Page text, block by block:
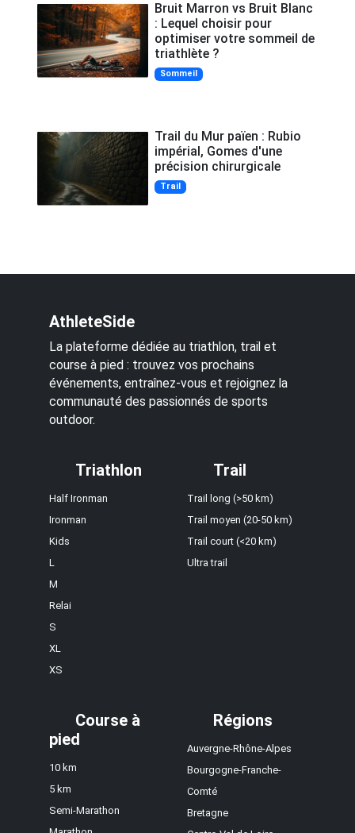
Bruit Marron vs Bruit Blanc
: Lequel choisir pour
optimiser votre sommeil de
triathlète ?
Sommeil
Trail du Mur païen : Rubio
impérial, Gomes d'une
précision chirurgicale
Trail
AthleteSide
La plateforme dédiée au triathlon, trail et
course à pied : trouvez vos prochains
événements, entraînez-vous et rejoignez la
communauté des passionnés de sports
outdoor.
Triathlon
Half Ironman
Ironman
Kids
L
M
Relai
S
XL
XS
Trail
Trail long (>50 km)
Trail moyen (20-50 km)
Trail court (<20 km)
Ultra trail
Course à
pied
10 km
5 km
Semi-Marathon
Régions
Auvergne-Rhône-Alpes
Bourgogne-Franche-
Comté
Bretagne